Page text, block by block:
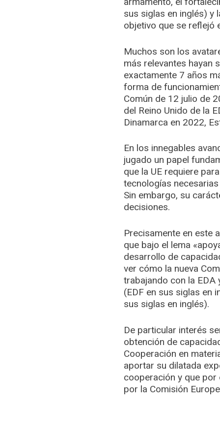
sus siglas en inglés) y
objetivo que se reflejó
Muchos son los
más relevantes hayan
exactamente 7 años
forma de
Común de 12 julio de
del Reino Unido de la
Dinamarca en 2022,
En los innegables
jugado un papel
que la UE requiere
tecnologías
Sin embargo, su
decisiones.
Precisamente en este
que bajo el lema
desarrollo de
ver cómo la nueva
trabajando con la
(EDF en sus siglas en
sus siglas en inglés).
De particular interés
obtención de
Cooperación en
aportar su dilatada
cooperación y que por
por la Comisión